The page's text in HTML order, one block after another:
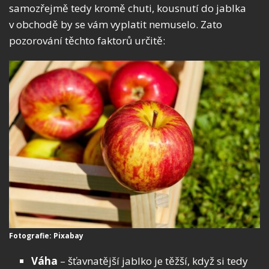
samozřejmě tedy kromě chuti, kousnutí do jablka
v obchodě by se vám vyplatit nemuselo. Zato
pozorování těchto faktorů určitě:
Fotografie: Pixabay
Váha – šťavnatější jablko je těžší, když si tedy